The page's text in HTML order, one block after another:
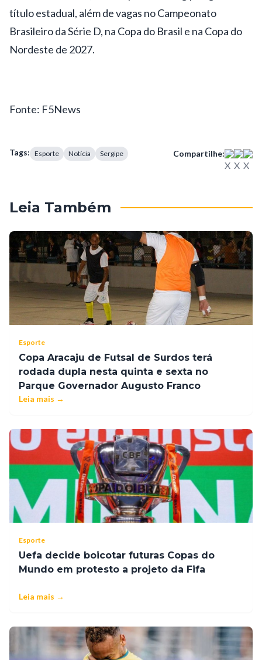
título estadual, além de vagas no Campeonato
Brasileiro da Série D, na Copa do Brasil e na Copa do
Nordeste de 2027.
Fonte: F5News
Tags: Esporte Notícia Sergipe Compartilhe:
Leia Também
Esporte
Copa Aracaju de Futsal de Surdos terá
rodada dupla nesta quinta e sexta no
Parque Governador Augusto Franco
Leia mais →
Esporte
Uefa decide boicotar futuras Copas do
Mundo em protesto a projeto da Fifa
Leia mais →